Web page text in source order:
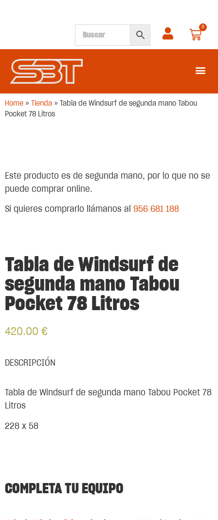
0
Home » Tienda » Tabla de Windsurf de segunda mano Tabou
Pocket 78 Litros
Este producto es de segunda mano, por lo que no se
puede comprar online.
Si quieres comprarlo llámanos al 956 681 188
Tabla de Windsurf de
segunda mano Tabou
Pocket 78 Litros
420.00 €
DESCRIPCIÓN
Tabla de Windsurf de segunda mano Tabou Pocket 78
Litros
228 x 58
COMPLETA TU EQUIPO